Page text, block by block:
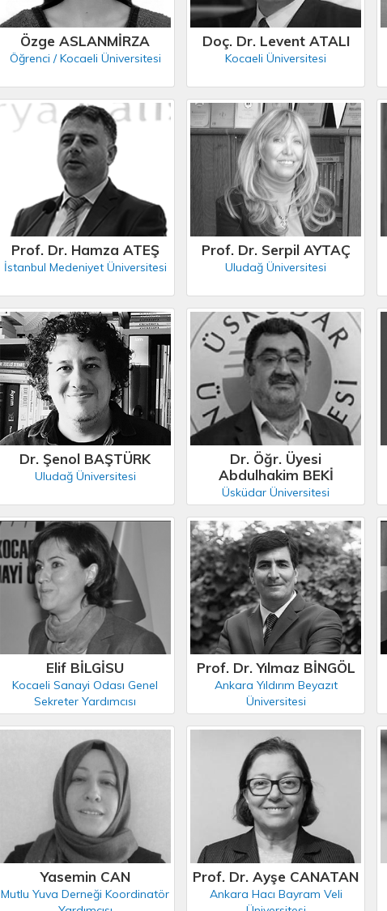
Özge ASLANMİRZA
Öğrenci / Kocaeli Üniversitesi
Doç. Dr. Levent ATALI
Kocaeli Üniversitesi
Prof. Dr. Hamza ATEŞ
İstanbul Medeniyet Üniversitesi
Prof. Dr. Serpil AYTAÇ
Uludağ Üniversitesi
Dr. Şenol BAŞTÜRK
Uludağ Üniversitesi
Dr. Öğr. Üyesi
Abdulhakim BEKİ
Üsküdar Üniversitesi
Elif BİLGİSU
Kocaeli Sanayi Odası Genel
Sekreter Yardımcısı
Prof. Dr. Yılmaz BİNGÖL
Ankara Yıldırım Beyazıt
Üniversitesi
Yasemin CAN
Mutlu Yuva Derneği Koordinatör
Prof. Dr. Ayşe CANATAN
Ankara Hacı Bayram Veli